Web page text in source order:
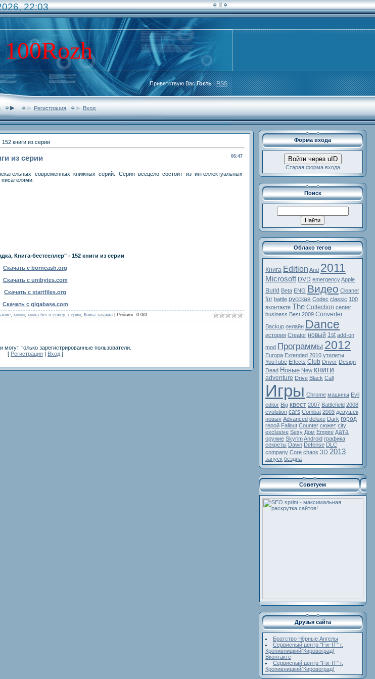
22:03
100Rozh
Приветствую Вас Гость|RSS
Регистрация Вход
книги из серии
06:47
из серии
современных книжных серий. Серия всецело состоит из интеллектуальных
Книга-бестселлер" - 152 книги из серии
Скачать с borncash.org
Скачать с unibytes.com
Скачать с startfiles.org
Скачать с gigabase.com
книги книга-бестселлер серии Книга-загадка Рейтинг: 0.0/0
могут только зарегистрированные пользователи.
[ Регистрация | Вход ]
Форма входа
Войти через uID
Старая форма входа
Поиск
Облако тегов
Книга Edition And 2011
Microsoft DVD emergencyApple
Build Beta ENG Видео Cleaner
for battle русская Codec classic 100
вконтакте The Collection center
business Best 2009 Converter
Backup онлайн Dance
история Creator новый 1st add-on
mod Программы 2012
Europa Extended 2010 утилиты
YouTube Effects Club Driver Design
Dead Новые New книги
adventure Drive Black Call
Игры Chrome машины Evil
editor Big квест 2007 Battlefield 2008
evolution cars Combat 2003 девушек
новых Advanced deluxe Dark город
герой Fallout Counter сюжет city
exclusive Sexy Дом Empire дата
оружие SkyrimAndroid графика
секреты Dawn Defense DLC
company Core chaos 3D 2013
запуск бездна
Советуем
Друзья сайта
Братство Чёрные Ангелы
Сервисный центр "Fix-IT" г.
Кропивницкий(Кировоград)
Вконтакте
Сервисный центр "Fix-IT" г.
Кропивницкий(Кировоград)